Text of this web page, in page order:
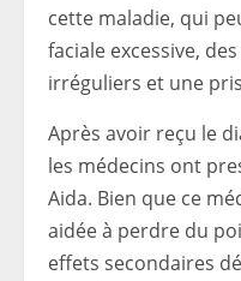
cette maladie, qui
faciale excessive,
irréguliers et une
Après avoir reçu le
les médecins ont
Aida. Bien que ce
aidée à perdre du
effets secondaires